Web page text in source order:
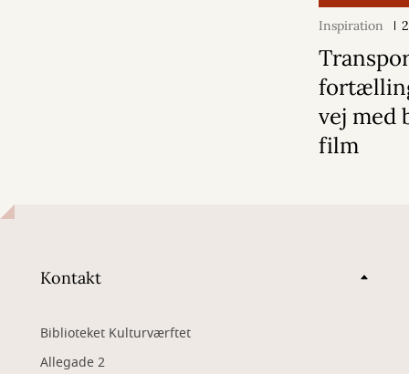
Inspiration
vej med
film
Kontakt
Biblioteket Kulturværftet
Allegade 2